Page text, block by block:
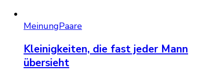
MeinungPaare
Kleinigkeiten, die fast jeder Mann
übersieht